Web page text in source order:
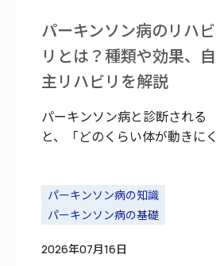
パーキンソン病のリハビ
リとは？種類や効果、自
主リハビリを解説
パーキンソン病と診断される
と、「どのくらい体が動きにく
いか」と不安に感じる患者さま
やご家族は少なくないでしょ
は、薬物療法に加えてリハビリ
パーキンソン病の知識
パーキンソン病の基礎
2026年07月16日